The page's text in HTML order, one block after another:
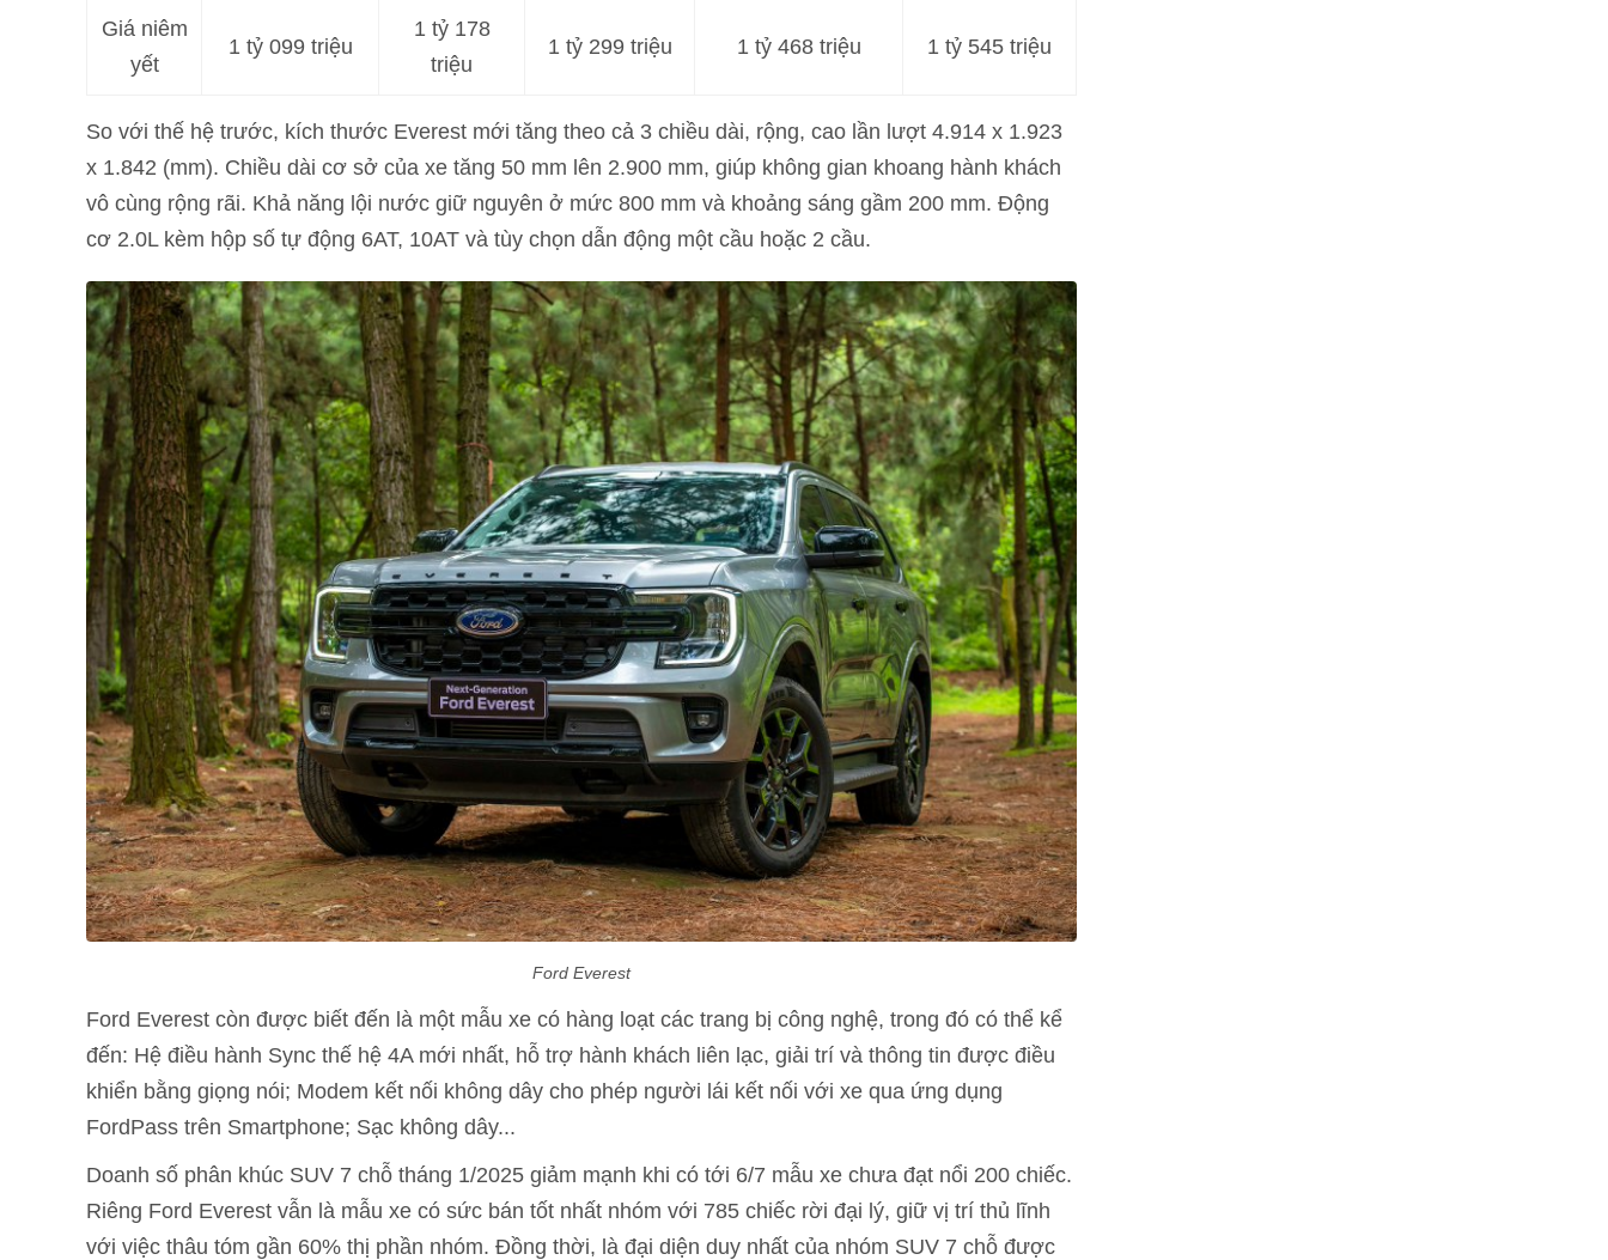
Giá niêm
yết
1 tỷ 099 triệu
1 tỷ 178
triệu
1 tỷ 299 triệu 1 tỷ 468 triệu 1 tỷ 545 triệu
So với thế hệ trước, kích thước Everest mới tăng theo cả 3 chiều dài, rộng, cao lần lượt 4.914 x 1.923
x 1.842 (mm). Chiều dài cơ sở của xe tăng 50 mm lên 2.900 mm, giúp không gian khoang hành khách
vô cùng rộng rãi. Khả năng lội nước giữ nguyên ở mức 800 mm và khoảng sáng gầm 200 mm. Động
cơ 2.0L kèm hộp số tự động 6AT, 10AT và tùy chọn dẫn động một cầu hoặc 2 cầu.
Ford Everest
Ford Everest còn được biết đến là một mẫu xe có hàng loạt các trang bị công nghệ, trong đó có thể kể
đến: Hệ điều hành Sync thế hệ 4A mới nhất, hỗ trợ hành khách liên lạc, giải trí và thông tin được điều
khiển bằng giọng nói; Modem kết nối không dây cho phép người lái kết nối với xe qua ứng dụng
FordPass trên Smartphone; Sạc không dây...
Doanh số phân khúc SUV 7 chỗ tháng 1/2025 giảm mạnh khi có tới 6/7 mẫu xe chưa đạt nổi 200 chiếc.
Riêng Ford Everest vẫn là mẫu xe có sức bán tốt nhất nhóm với 785 chiếc rời đại lý, giữ vị trí thủ lĩnh
với việc thâu tóm gần 60% thị phần nhóm. Đồng thời, là đại diện duy nhất của nhóm SUV 7 chỗ được